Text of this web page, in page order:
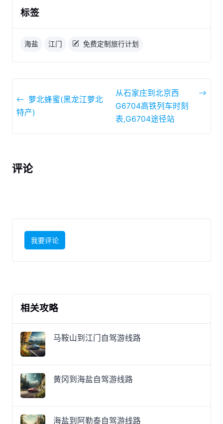
标签
海盐 江门 免费定制旅行计划
萝北蜂蜜(黑龙江萝北
特产)
从石家庄到北京西
G6704高铁列车时刻
表,G6704途径站
评论
我要评论
相关攻略
马鞍山到江门自驾游线路
黄冈到海盐自驾游线路
海盐到阿勒泰自驾游线路